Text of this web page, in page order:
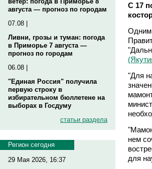
августа — прогноз по городам
07.08 |
Ливни, грозы и туман: погода
в Приморье 7 августа —
прогноз по городам
06.08 |
"Единая Россия" получила
первую строку в
избирательном бюллетене на
выборах в Госдуму
статьи раздела
Регион сегодня
29 Мая 2026, 16:37
С 17
Одним
"Для
нем
для